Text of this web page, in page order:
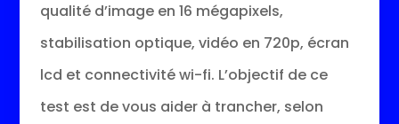
qualité d’image en 16 mégapixels,
stabilisation optique, vidéo en 720p, écran
lcd et connectivité wi-fi. L’objectif de ce
test est de vous aider à trancher, selon